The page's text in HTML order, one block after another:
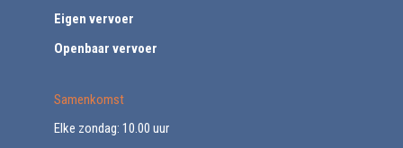
Eigen vervoer
Openbaar vervoer
Samenkomst
Elke zondag: 10.00 uur